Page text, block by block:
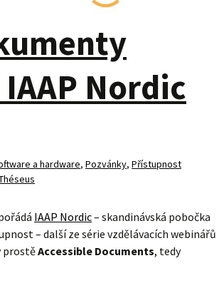
Nordic
a hardware, Pozvánky, Přístupnost
IAAP Nordic– skandinávská pobočka
– další ze série vzdělávacích webinářů
prostěAccessible Documents, tedy